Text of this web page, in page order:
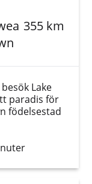
355 km
Lake
paradis för
födelsestad